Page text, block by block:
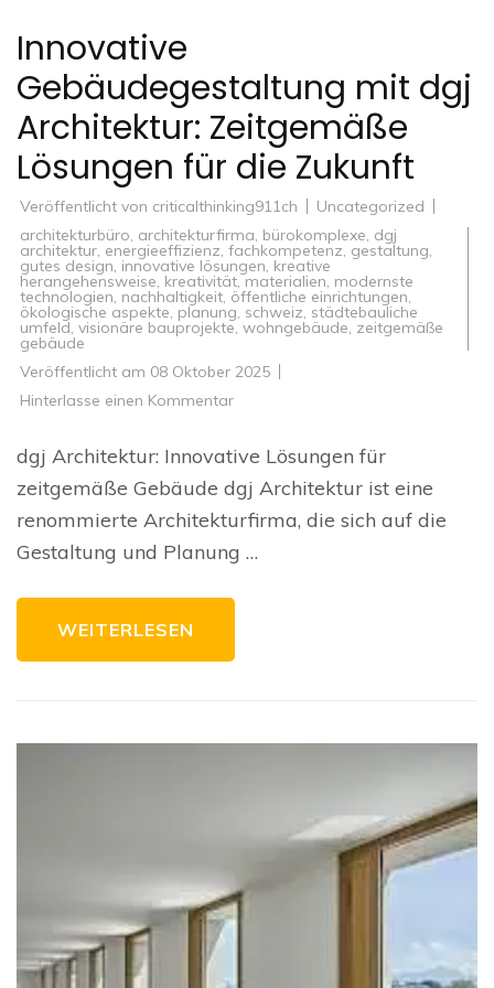
Innovative
Gebäudegestaltung mit dgj
Architektur: Zeitgemäße
Lösungen für die Zukunft
Veröffentlicht von criticalthinking911ch
Uncategorized
architekturbüro architekturfirma bürokomplexe dgj
architektur energieeffizienz fachkompetenz gestaltung
gutes design innovative lösungen kreative
herangehensweise kreativität,materialien modernste
technologien nachhaltigkeit öffentliche einrichtungen
ökologische aspekte planung schweiz städtebauliche
umfeld visionäre bauprojekte wohngebäude zeitgemäße
gebäude
Veröffentlicht am 08 Oktober 2025
Hinterlasse einen Kommentarzu
dgj
Zeitgemäße
für
Zukunft
dgj Architektur: Innovative Lösungen für
zeitgemäße Gebäude dgj Architektur ist eine
renommierte Architekturfirma, die sich auf die
Gestaltung und Planung …
WEITERLESEN